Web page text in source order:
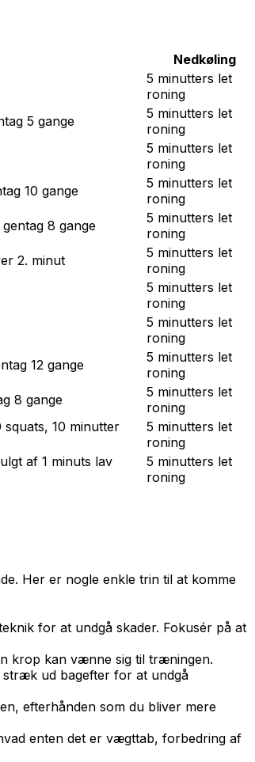
Nedkøling
5 minutters let
roning
5 gange
5 minutters let
roning
5 minutters let
roning
10 gange
5 minutters let
roning
8 gange
5 minutters let
roning
2. minut
5 minutters let
roning
5 minutters let
roning
5 minutters let
roning
12 gange
5 minutters let
roning
8 gange
5 minutters let
roning
10 minutter
5 minutters let
roning
af 1 minuts lav
5 minutters let
roning
Her er nogle enkle trin til at komme
for at undgå skader. Fokusér på at
krop kan vænne sig til træningen.
ud bagefter for at undgå
efterhånden som du bliver mere
enten det er vægttab, forbedring af